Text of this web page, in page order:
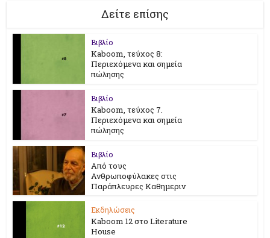
Δείτε επίσης
Βιβλίο
Kaboom, τεύχος 8:
Περιεχόμενα και σημεία
πώλησης
Βιβλίο
Kaboom, τεύχος 7.
Περιεχόμενα και σημεία
πώλησης
Βιβλίο
Από τους
Ανθρωποφύλακες στις
Παράπλευρες Καθημεριν
Εκδηλώσεις
Kaboom 12 στο Literature
House